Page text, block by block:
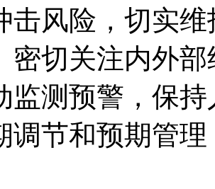
击风险，切实
密切关注内外
监测预警，保
调节和预期管